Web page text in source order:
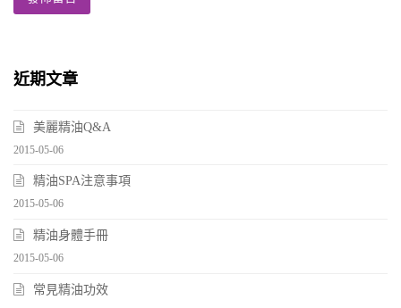
近期文章
美麗精油Q&A
2015-05-06
精油SPA注意事項
2015-05-06
精油身體手冊
2015-05-06
常見精油功效